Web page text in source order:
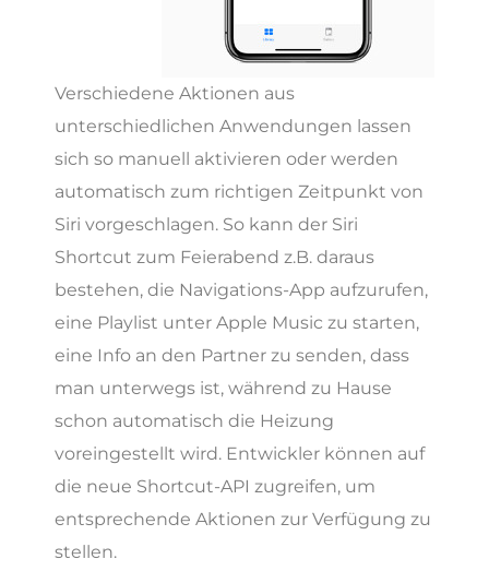
Verschiedene Aktionen aus
unterschiedlichen Anwendungen lassen
sich so manuell aktivieren oder werden
automatisch zum richtigen Zeitpunkt von
Siri vorgeschlagen. So kann der Siri
Shortcut zum Feierabend z.B. daraus
bestehen, die Navigations-App aufzurufen,
eine Playlist unter Apple Music zu starten,
eine Info an den Partner zu senden, dass
man unterwegs ist, während zu Hause
schon automatisch die Heizung
voreingestellt wird. Entwickler können auf
die neue Shortcut-API zugreifen, um
entsprechende Aktionen zur Verfügung zu
stellen.